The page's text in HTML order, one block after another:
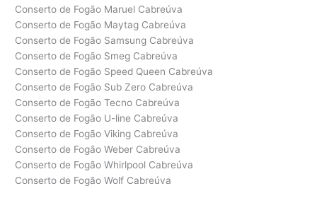
Conserto de Fogão Maruel Cabreúva
Conserto de Fogão Maytag Cabreúva
Conserto de Fogão Samsung Cabreúva
Conserto de Fogão Smeg Cabreúva
Conserto de Fogão Speed Queen Cabreúva
Conserto de Fogão Sub Zero Cabreúva
Conserto de Fogão Tecno Cabreúva
Conserto de Fogão U-line Cabreúva
Conserto de Fogão Viking Cabreúva
Conserto de Fogão Weber Cabreúva
Conserto de Fogão Whirlpool Cabreúva
Conserto de Fogão Wolf Cabreúva